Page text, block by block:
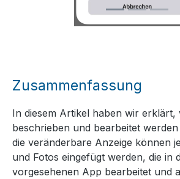
Zusammenfassung
In diesem Artikel haben wir erklärt,
beschrieben und bearbeitet
die veränderbare Anzeige können
und Fotos eingefügt werden, die in
vorgesehenen App bearbeitet und